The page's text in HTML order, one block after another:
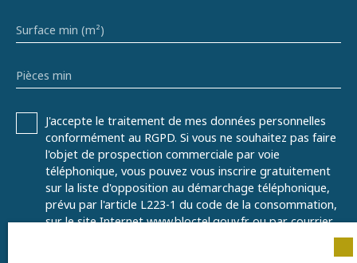
Surface min (m²)
Pièces min
J'accepte le traitement de mes données personnelles
conformément au RGPD. Si vous ne souhaitez pas faire
l'objet de prospection commerciale par voie
téléphonique, vous pouvez vous inscrire gratuitement
sur la liste d'opposition au démarchage téléphonique,
prévu par l'article L223-1 du code de la consommation,
sur le site Internet www.bloctel.gouv.fr ou par courrier